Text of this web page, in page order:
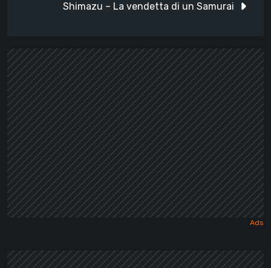
Shimazu – La vendetta di un Samurai